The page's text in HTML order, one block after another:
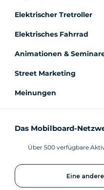
Elektrischer Tretroller
Elektrisches Fahrrad
Animationen &
Street Marketing
Meinungen
Das Mobilboard-
Über 500 verfügbare
Eine